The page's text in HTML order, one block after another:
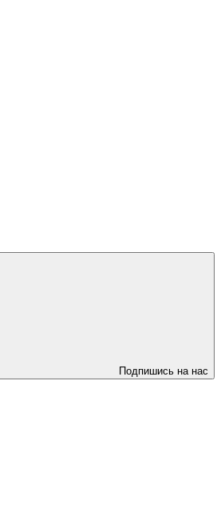
Подпишись на нас